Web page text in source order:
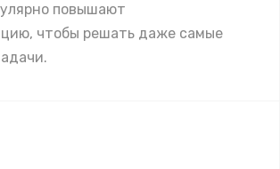
повышают
чтобы решать даже самые